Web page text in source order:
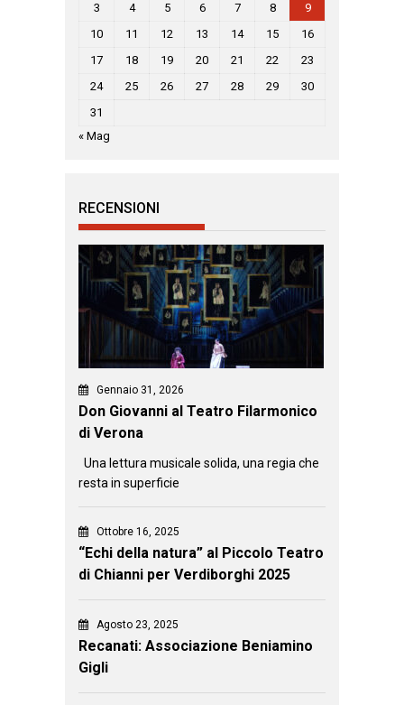
3
4 5 6 7 8
9
10
11 12 13 14 15
16
17
18 19 20 21 22
23
24
25 26 27 28 29
30
31
« Mag
RECENSIONI
Gennaio 31, 2026
Don Giovanni al Teatro Filarmonico
di Verona
Una lettura musicale solida, una regia che
resta in superficie
Ottobre 16, 2025
“Echi della natura” al Piccolo Teatro
di Chianni per Verdiborghi 2025
Agosto 23, 2025
Recanati: Associazione Beniamino
Gigli